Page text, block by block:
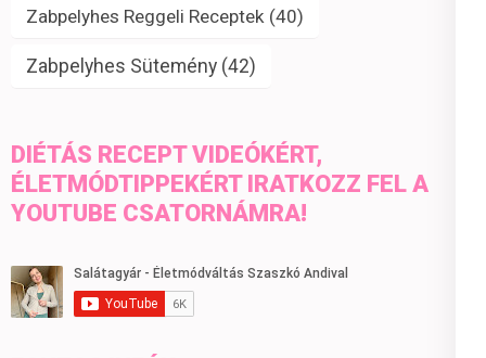
Zabpelyhes Reggeli Receptek (40)
Zabpelyhes Sütemény (42)
DIÉTÁS RECEPT VIDEÓKÉRT,
ÉLETMÓDTIPPEKÉRT IRATKOZZ FEL A
YOUTUBE CSATORNÁMRA!